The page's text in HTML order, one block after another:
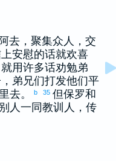
去，聚集众人，交
安慰的话就欢喜
用许多话劝勉弟
弟兄们打发他们平
去。
b 35 但保罗和
人一同教训人，传